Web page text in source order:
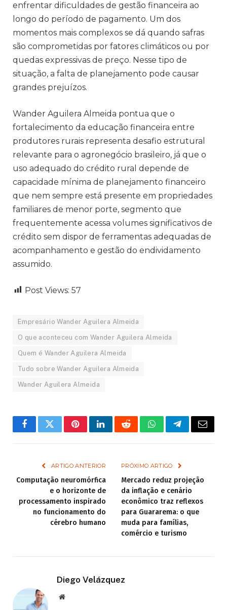
enfrentar dificuldades de gestão financeira ao
longo do período de pagamento. Um dos
momentos mais complexos se dá quando safras
são comprometidas por fatores climáticos ou por
quedas expressivas de preço. Nesse tipo de
situação, a falta de planejamento pode causar
grandes prejuízos.
Wander Aguilera Almeida pontua que o
fortalecimento da educação financeira entre
produtores rurais representa desafio estrutural
relevante para o agronegócio brasileiro, já que o
uso adequado do crédito rural depende de
capacidade mínima de planejamento financeiro
que nem sempre está presente em propriedades
familiares de menor porte, segmento que
frequentemente acessa volumes significativos de
crédito sem dispor de ferramentas adequadas de
acompanhamento e gestão do endividamento
assumido.
Post Views: 57
Empresário Wander Aguilera Almeida
O que aconteceu com Wander Aguilera Almeida
Quem é Wander Aguilera Almeida
Tudo sobre Wander Aguilera Almeida
Wander Aguilera Almeida
FacebookTwitterPinterestLinkedInRedditWhatsAppTelegramEmail
ARTIGO ANTERIOR
Computação neuromórfica
e o horizonte de
processamento inspirado
no funcionamento do
cérebro humano
PRÓXIMO ARTIGO
Mercado reduz projeção
da inflação e cenário
econômico traz reflexos
para Guararema: o que
muda para famílias,
comércio e turismo
Diego Velázquez
Website